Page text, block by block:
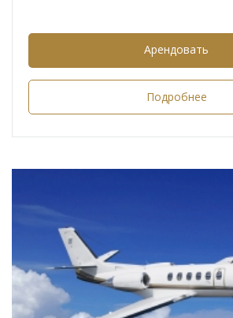
Арендовать
Подробнее